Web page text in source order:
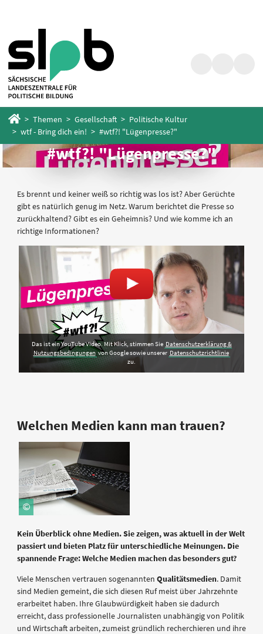
springen
springen
Startseite
Themen Gesellschaft
Politische Kultur
wtf - Bring dich ein!
#wtf?! "Lügenpresse?"
#wtf?! "Lügenpresse?"
Es brennt und keiner weiß so richtig was los ist? Aber Gerüchte
gibt es natürlich genug im Netz. Warum berichtet die Presse so
zurückhaltend? Gibt es ein Geheimnis? Und wie komme ich an
richtige Informationen?
Das ist ein YouTube Video. Mit Klick, stimmen Sie Daten­schutz­erklärung &
Nutzungs­bedingungenvon Google sowie unserer Datenschutzrichtlinie
zu.
Welchen Medien kann man trauen?
Kein Überblick ohne Medien. Sie zeigen, was aktuell in der Welt
passiert und bieten Platz für unterschiedliche Meinungen. Die
spannende Frage: Welche Medien machen das besonders gut?
Viele Menschen vertrauen sogenannten Qualitätsmedien. Damit
sind Medien gemeint, die sich diesen Ruf meist über Jahrzehnte
erarbeitet haben. Ihre Glaubwürdigkeit haben sie dadurch
erreicht, dass professionelle Journalisten unabhängig von Politik
und Wirtschaft arbeiten, zumeist gründlich recherchieren und ihre